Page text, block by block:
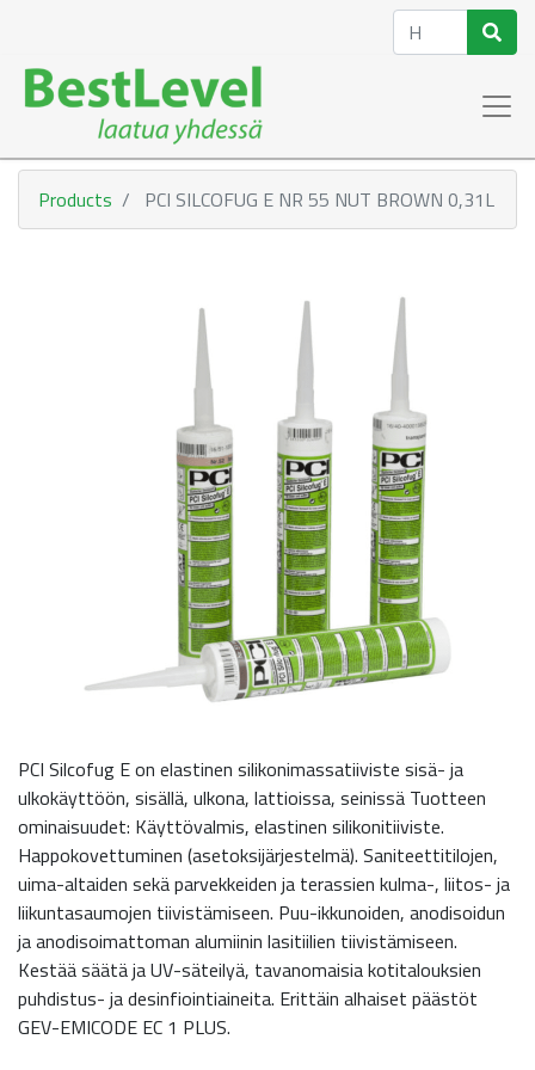
Products PCI SILCOFUG E NR 55 NUT BROWN 0,31L
PCI Silcofug E on elastinen silikonimassatiiviste sisä- ja
ulkokäyttöön, sisällä, ulkona, lattioissa, seinissä Tuotteen
ominaisuudet: Käyttövalmis, elastinen silikonitiiviste.
Happokovettuminen (asetoksijärjestelmä). Saniteettitilojen,
uima-altaiden sekä parvekkeiden ja terassien kulma-, liitos- ja
liikuntasaumojen tiivistämiseen. Puu-ikkunoiden, anodisoidun
ja anodisoimattoman alumiinin lasitiilien tiivistämiseen.
Kestää säätä ja UV-säteilyä, tavanomaisia kotitalouksien
puhdistus- ja desinfiointiaineita. Erittäin alhaiset päästöt
GEV-EMICODE EC 1 PLUS.